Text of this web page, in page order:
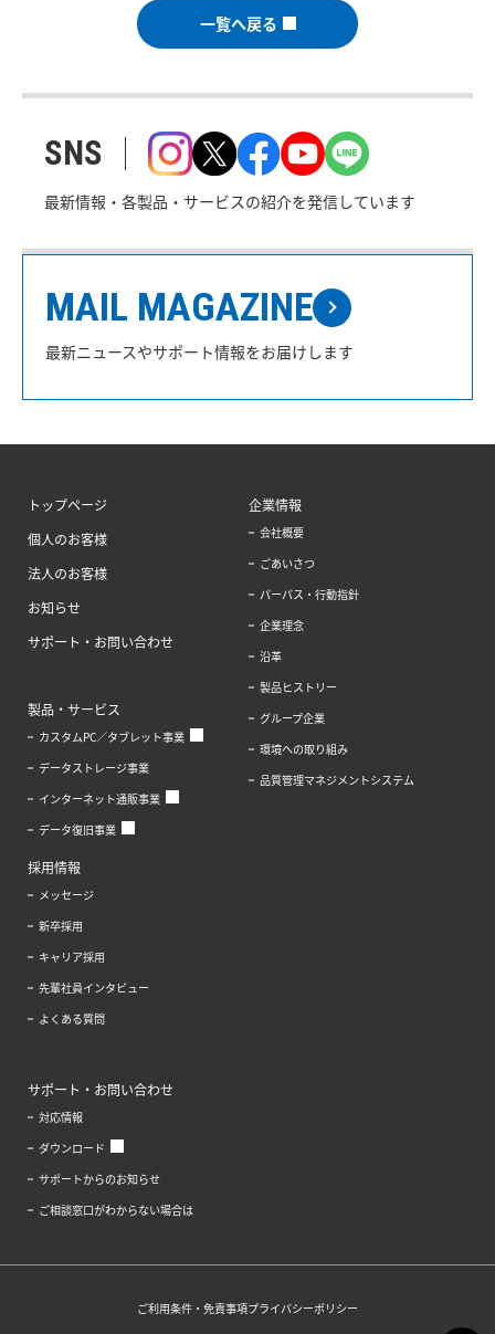
一覧へ戻る
SNS
最新情報・各製品・サービスの紹介を発信しています
MAIL MAGAZINE
最新ニュースやサポート情報をお届けします
トップページ
個人のお客様
法人のお客様
お知らせ
サポート・お問い合わせ
製品・サービス
カスタムPC／タブレット事業
データストレージ事業
インターネット通販事業
データ復旧事業
企業情報
会社概要
ごあいさつ
パーパス・行動指針
企業理念
沿革
製品ヒストリー
グループ企業
環境への取り組み
品質管理マネジメントシステム
採用情報
メッセージ
新卒採用
キャリア採用
先輩社員インタビュー
よくある質問
サポート・お問い合わせ
対応情報
ダウンロード
サポートからのお知らせ
ご相談窓口がわからない場合は
ご利用条件・免責事項プライバシーポリシー